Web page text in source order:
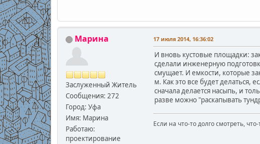
Марина
Заслуженный Житель
Сообщения: 272
Город: Уфа
Имя: Марина
Работаю:
проектирование
17 июля 2014, 16:36:02
И вновь кустовые площадки:
сделали инженерную
смущает. И емкости, которые
м. Как это все будет делаться,
сначала делается насыпь, и
разве можно "раскапывать
Если на что-то долго смотреть,